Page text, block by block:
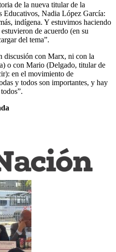
de la nueva titular de la
Educativos, Nadia López García:
indígena. Y estuvimos haciendo
de acuerdo (en su
del tema”.
discusión con Marx, ni con la
o con Mario (Delgado, titular de
en el movimiento de
y todos son importantes, y hay